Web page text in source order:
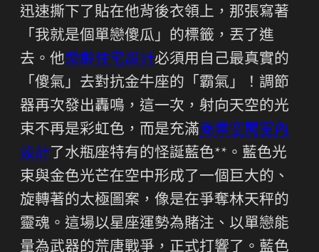
迅速撕下了貼在他背後衣領上，那張寫著
「我就是個單戀傻瓜」的標籤，丟了進
去。他樂齡住宅設計必須用自己最真實的
「傻氣」去對抗金牛座的「霸氣」！調節
器再次發出轟鳴，這一次，射向天空的光
束不再是彩虹色，而是充滿商業空間室內
設計 了水瓶座特有的怪誕藍色**。藍色光
束與金色光芒在空中形成了一個巨大的、
旋轉著的太極圖案，像是在爭奪林天秤的
靈魂。這場以星座運勢為賭注、以單戀能
量為武器的荒唐戰爭，正式打響了。藍色